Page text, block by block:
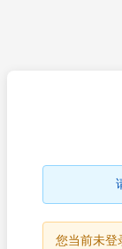
您当前未登